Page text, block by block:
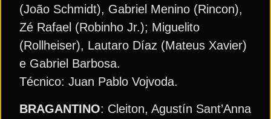
(João Schmidt), Gabriel Menino (Rincon),
Zé Rafael (Robinho Jr.); Miguelito
(Rollheiser), Lautaro Díaz (Mateus Xavier)
e Gabriel Barbosa.
Técnico: Juan Pablo Vojvoda.
BRAGANTINO: Cleiton, Agustín Sant’Anna